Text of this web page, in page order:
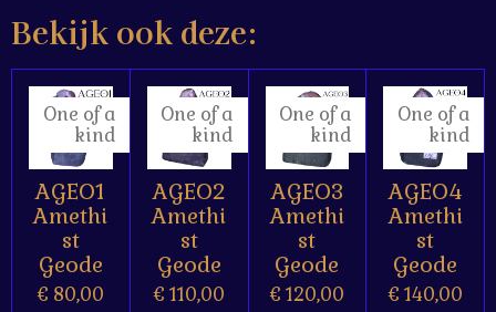
Bekijk ook deze:
One of a
kind
AGEO1
Amethi
st
Geode
€ 80,00
One of a
kind
AGEO2
Amethi
st
Geode
€ 110,00
One of a
kind
AGEO3
Amethi
st
Geode
€ 120,00
One of a
kind
AGEO4
Amethi
st
Geode
€ 140,00